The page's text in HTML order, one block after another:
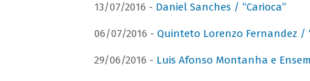
13/07/2016 - Daniel Sanches / “Carioca”
06/07/2016 - Quinteto Lorenzo Fernandez /
29/06/2016 - Luis Afonso Montanha e